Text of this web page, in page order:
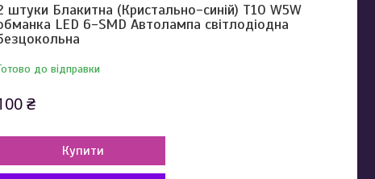
штуки Блакитна (Кристально-синій) T10 W5W
LED 6-SMD Автолампа світлодіодна
до відправки
₴
Купити